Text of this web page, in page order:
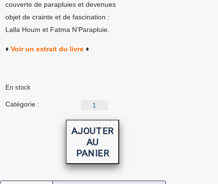
couverte de parapluies et devenues
objet de crainte et de fascination :
Lalla Houm et Fatma N’Parapluie.
♦Voir un extrait du livre♦
En stock
quantité
Fatma
au
parapluie
AJOUTER
AU
PANIER
Catégorie :